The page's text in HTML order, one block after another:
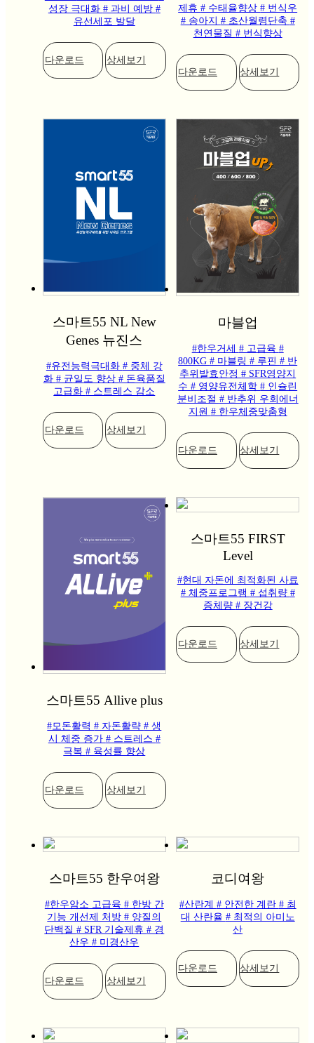
성장 극대화 # 과비 예방 #
유선세포 발달
다운로드 상세보기
제휴# 수태율향상# 번식우
# 송아지 # 초산월령단축 #
천연물질 # 번식향상
다운로드 상세보기
스마트55 NL New
Genes 뉴진스
#유전능력극대화 # 중체 강
화 # 균일도 향상 # 돈육품질
고급화# 스트레스 감소
다운로드 상세보기
마블업
#한우거세 # 고급육 #
800KG# 마블링# 루핀# 반
추위발효안정# SFR영양지
수# 영양유전체학# 인슐린
분비조절 # 반추위 우회에너
지원 # 한우체중맞춤형
다운로드 상세보기
스마트55 Allive plus
#모돈활력# 자돈활략# 생
시 체중 증가 # 스트레스 #
극복# 육성률 향상
다운로드 상세보기
스마트55 FIRST
Level
#현대 자돈에 최적화된 사료
# 체중프로그램 # 섭취량 #
증체량 # 장건강
다운로드 상세보기
스마트55 한우여왕
#한우암소 고급육 # 한방 간
기능 개선제 처방# 양질의
단백질# SFR 기술제휴# 경
산우# 미경산우
다운로드 상세보기
코디여왕
#산란계 # 안전한 계란 # 최
대 산란율 # 최적의 아미노
산
다운로드 상세보기